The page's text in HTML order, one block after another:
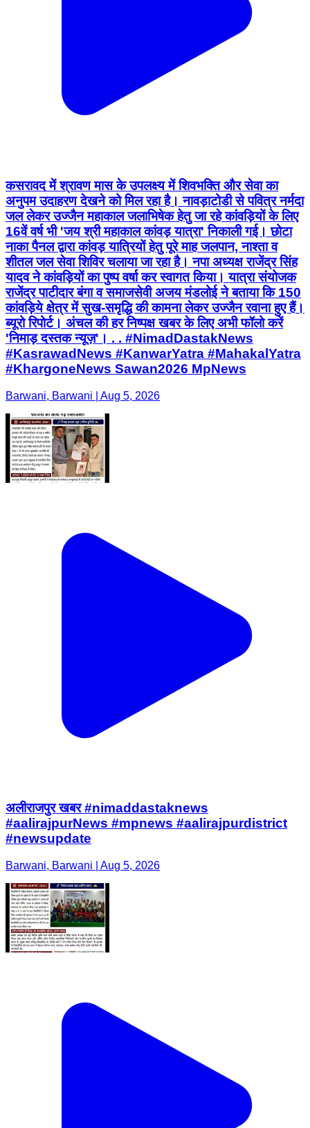
कसरावद में श्रावण मास के उपलक्ष्य में शिवभक्ति और सेवा का
अनुपम उदाहरण देखने को मिल रहा है। नावड़ाटोडी से पवित्र नर्मदा
जल लेकर उज्जैन महाकाल जलाभिषेक हेतु जा रहे कांवड़ियों के लिए
16वें वर्ष भी 'जय श्री महाकाल कांवड़ यात्रा' निकाली गई। छोटा
नाका पैनल द्वारा कांवड़ यात्रियों हेतु पूरे माह जलपान, नाश्ता व
शीतल जल सेवा शिविर चलाया जा रहा है। नपा अध्यक्ष राजेंद्र सिंह
यादव ने कांवड़ियों का पुष्प वर्षा कर स्वागत किया। यात्रा संयोजक
राजेंद्र पाटीदार बंगा व समाजसेवी अजय मंडलोई ने बताया कि 150
कांवड़िये क्षेत्र में सुख-समृद्धि की कामना लेकर उज्जैन रवाना हुए हैं।
ब्यूरो रिपोर्ट। अंचल की हर निष्पक्ष खबर के लिए अभी फॉलो करें
'निमाड़ दस्तक न्यूज़'। . . #NimadDastakNews
#KasrawadNews #KanwarYatra #MahakalYatra
#KhargoneNews Sawan2026 MpNews
Barwani, Barwani | Aug 5, 2026
अलीराजपुर खबर #nimaddastaknews
#aalirajpurNews #mpnews #aalirajpurdistrict
#newsupdate
Barwani, Barwani | Aug 5, 2026